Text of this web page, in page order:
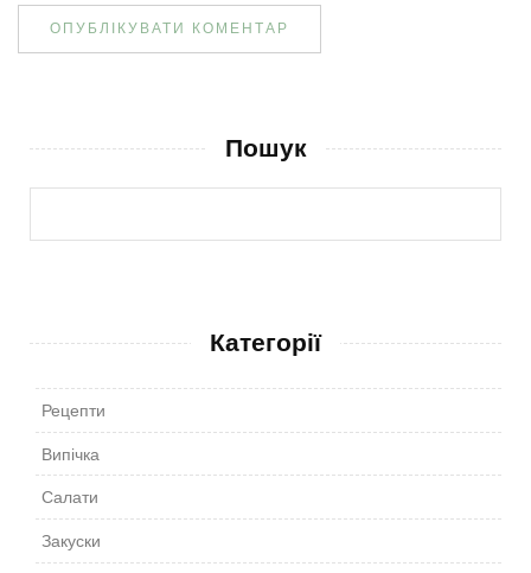
Пошук
Категорії
Рецепти
Випічка
Салати
Закуски